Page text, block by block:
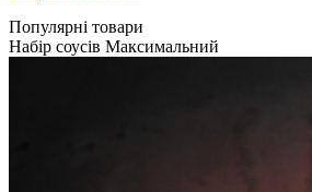
Популярні товари
Набір соусів Максимальний